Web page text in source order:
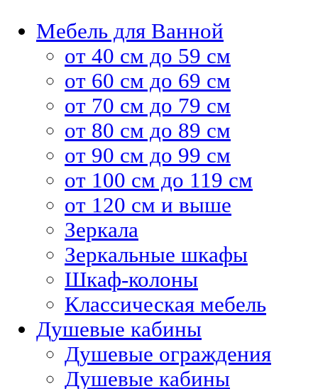
Мебель для Ванной
от 40 см до 59 см
от 60 см до 69 см
от 70 см до 79 см
от 80 см до 89 см
от 90 см до 99 см
от 100 см до 119 см
от 120 см и выше
Зеркала
Зеркальные шкафы
Шкаф-колоны
Классическая мебель
Душевые кабины
Душевые ограждения
Душевые кабины